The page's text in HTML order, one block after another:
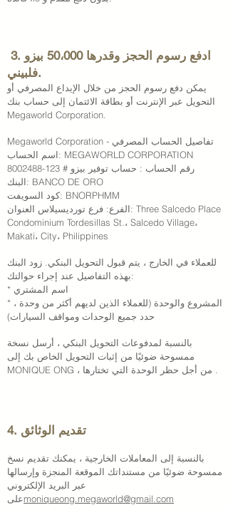
3. ادفع رسوم الحجز وقدرها 50،000 بيزو
فلبيني.
يمكن دفع رسوم الحجز من خلال الإيداع المصرفي أو
التحويل عبر الإنترنت أو بطاقة الائتمان إلى حساب بنك
Megaworld Corporation.
Megaworld Corporation - تفاصيل الحساب المصرفي
اسم الحساب: MEGAWORLD CORPORATION
رقم الحساب : حساب توفير بيزو # 123-8002488
البنك: BANCO DE ORO
كود السويفت: BNORPHMM
الفرع: فرع تورديسيلاس العنوان: Three Salcedo Place
Condominium Tordesillas St.، Salcedo Village،
Makati، City، Philippines
للعملاء في الخارج ، يتم قبول التحويل البنكي. زود البنك
بهذه التفاصيل عند إجراء حوالتك:
* اسم المشتري
* المشروع والوحدة (للعملاء الذين لديهم أكثر من وحدة ،
حدد جميع الوحدات ومواقف السيارات)
بالنسبة لمدفوعات التحويل البنكي ، أرسل نسخة
ممسوحة ضوئيًا من إثبات التحويل الخاص بك إلى
4. تقديم الوثائق
بالنسبة إلى المعاملات الخارجية ، يمكنك تقديم نسخ
ممسوحة ضوئيًا من مستنداتك الموقعة المنجزة وإرسالها
عبر البريد الإلكتروني
علىmoniqueong.megaworld@gmail.com